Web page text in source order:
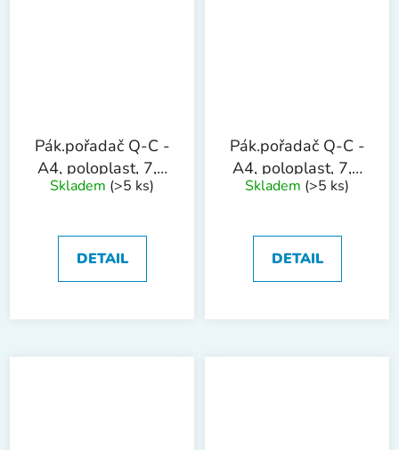
Pák.pořadač Q-C -
A4, poloplast, 7,5
cm, červený
Skladem (>5 ks)
DETAIL
Pák.pořadač Q-C -
A4, poloplast, 7,5
cm, zelený
Skladem (>5 ks)
DETAIL